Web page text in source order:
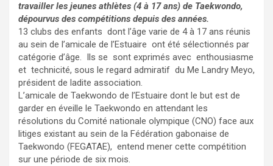
travailler les jeunes athlètes (4 à 17 ans) de Taekwondo,
dépourvus des compétitions depuis des années.
13 clubs des enfants dont l’âge varie de 4 à 17 ans réunis
au sein de l’amicale de l’Estuaire ont été sélectionnés par
catégorie d’âge. Ils se sont exprimés avec enthousiasme
et technicité, sous le regard admiratif du Me Landry Meyo,
président de ladite association.
L’amicale de Taekwondo de l’Estuaire dont le but est de
garder en éveille le Taekwondo en attendant les
résolutions du Comité nationale olympique (CNO) face aux
litiges existant au sein de la Fédération gabonaise de
Taekwondo (FEGATAE), entend mener cette compétition
sur une période de six mois.